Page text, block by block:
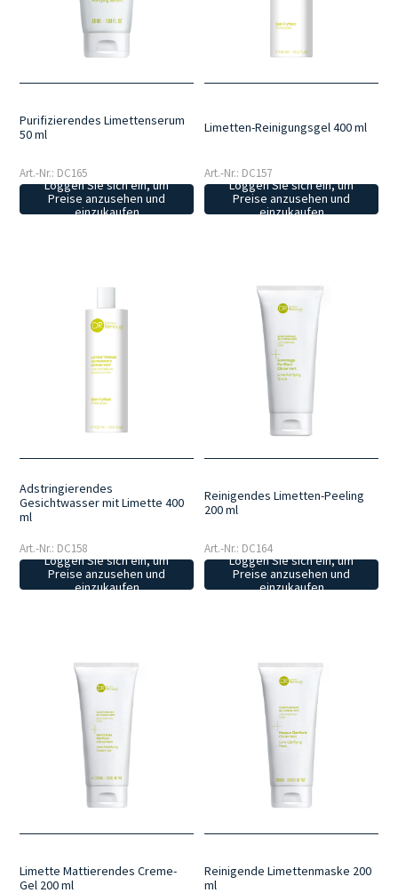
Purifizierendes Limettenserum
50 ml
Art.-Nr.: DC165
Loggen Sie sich ein, um
Preise anzusehen und
einzukaufen
Limetten-Reinigungsgel 400 ml
Art.-Nr.: DC157
Loggen Sie sich ein, um
Preise anzusehen und
einzukaufen
Adstringierendes
Gesichtwasser mit Limette 400
ml
Art.-Nr.: DC158
Loggen Sie sich ein, um
Preise anzusehen und
einzukaufen
Reinigendes Limetten-Peeling
200 ml
Art.-Nr.: DC164
Loggen Sie sich ein, um
Preise anzusehen und
einzukaufen
Limette Mattierendes Creme-
Gel 200 ml
Reinigende Limettenmaske 200
ml